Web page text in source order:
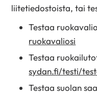
liitetiedostoista, tai
Testaa
ruokavaliosi
Testaa
sydan.fi/testi/
Testaa suolan